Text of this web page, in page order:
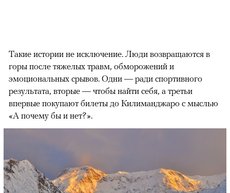
Такие истории не исключение. Люди возвращаются в
горы после тяжелых травм, обморожений и
эмоциональных срывов. Одни — ради спортивного
результата, вторые — чтобы найти себя, а третьи
впервые покупают билеты до Килиманджаро с мыслью
«А почему бы и нет?».